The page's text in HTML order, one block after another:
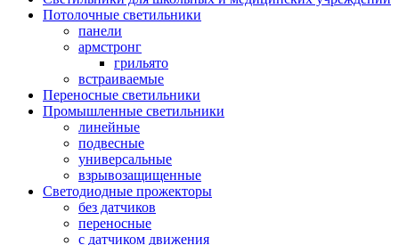
Потолочные светильники
панели
армстронг
грильято
встраиваемые
Переносные светильники
Промышленные светильники
линейные
подвесные
универсальные
взрывозащищенные
Светодиодные прожекторы
без датчиков
переносные
с датчиком движения